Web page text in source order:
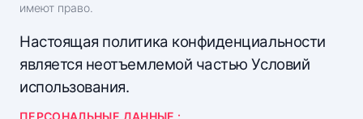
имеют право.
Настоящая политика конфиденциальности
является неотъемлемой частью Условий
использования.